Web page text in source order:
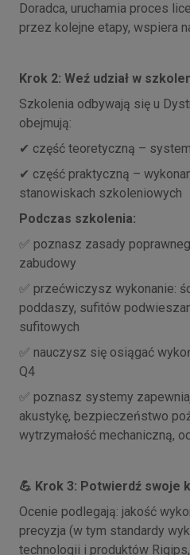
Doradca, uruchamia proces
przez kolejne etapy, wspiera
Krok 2: Weź udział w
Szkolenia odbywają się u
obejmują:
✔ część teoretyczną –
✔ część praktyczną –
stanowiskach szkoleniowych
Podczas szkolenia:
✅ poznasz zasady
zabudowy
✅ przećwiczysz wykonanie:
poddaszy, sufitów
sufitowych
✅ nauczysz się osiągać
Q4
✅ poznasz systemy
akustykę, bezpieczeństwo
wytrzymałość mechaniczną,
💪 Krok 3: Potwierdź swoje
Ocenie podlegają: jakość
precyzja (w tym standardy
technologii i produktów